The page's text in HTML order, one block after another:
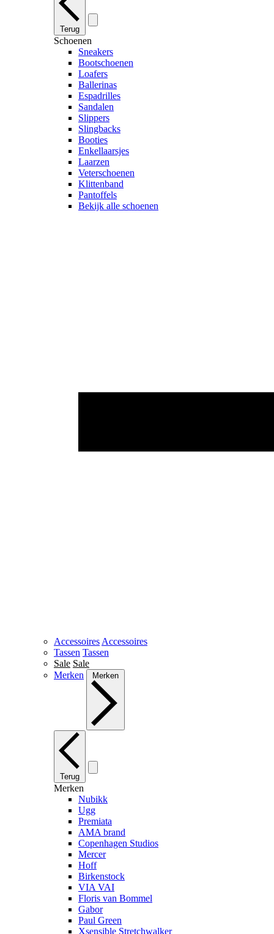
Terug
Schoenen
Sneakers
Bootschoenen
Loafers
Ballerinas
Espadrilles
Sandalen
Slippers
Slingbacks
Booties
Enkellaarsjes
Laarzen
Veterschoenen
Klittenband
Pantoffels
Bekijk alle schoenen
Accessoires Accessoires
Tassen Tassen
Sale Sale
Merken
Merken
Terug
Merken
Nubikk
Ugg
Premiata
AMA brand
Copenhagen Studios
Mercer
Hoff
Birkenstock
VIA VAI
Floris van Bommel
Gabor
Paul Green
Xsensible Stretchwalker